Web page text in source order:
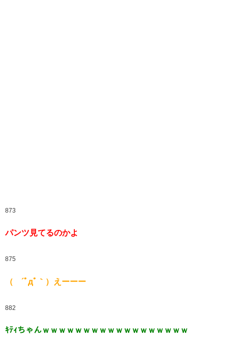
873
パンツ見てるのかよ
875
（ ´ﾟдﾟ｀）えーーー
882
ｷﾃｨちゃんｗｗｗｗｗｗｗｗｗｗｗｗｗｗｗｗｗｗ